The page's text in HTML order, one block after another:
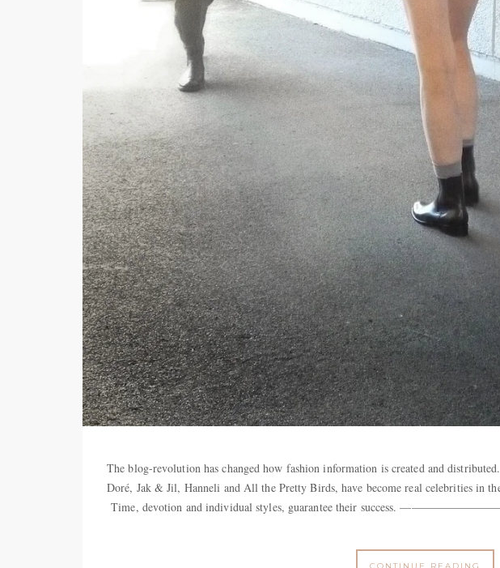
The blog-revolution has changed how fashion information is created and
Doré, Jak & Jil, Hanneli and All the Pretty Birds, have become real celebrities in
Time, devotion and individual styles, guarantee their success.